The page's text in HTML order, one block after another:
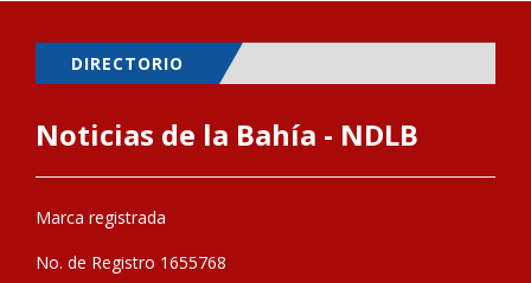
DIRECTORIO
Noticias de la Bahía - NDLB
Marca registrada
No. de Registro 1655768